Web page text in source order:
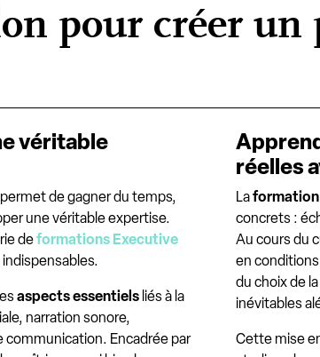
pour créer un
véritable
permet de gagner du temps,
une véritable expertise.
deformations Executive
aspects essentiels liés à la
narration sonore,
Encadrée par
réelles
La
concrets :
Au cours du
en
du choix de
inévitables
Cette mise